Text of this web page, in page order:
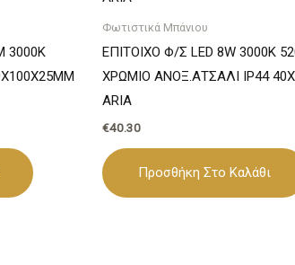
3000K
Φωτιστικά Μπάνιου
ΕΠΙΤΟΙΧΟ Φ/Σ LED 8W 3000K
ΧΡΩΜΙΟ ΑΝΟΞ.ΑΤΣΑΛΙ IP44
ARIA
€40.30
Προσθήκη Στο Καλάθι